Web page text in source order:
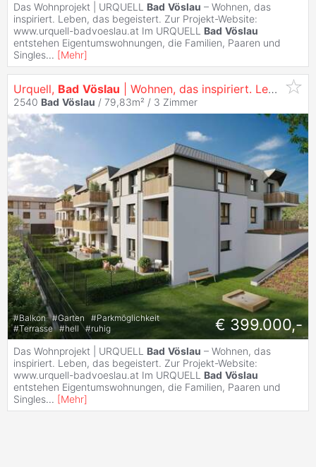
Das Wohnprojekt | URQUELL Bad Vöslau – Wohnen, das
inspiriert. Leben, das begeistert. Zur Projekt-Website:
www.urquell-badvoeslau.at Im URQUELL Bad Vöslau
entstehen Eigentumswohnungen, die Familien, Paaren und
Singles... [Mehr]
Urquell, Bad Vöslau | Wohnen, das inspiriert. Leben, das begeistert.
2540 Bad Vöslau / 79,83m² / 3 Zimmer
#Balkon #Garten #Parkmöglichkeit
#Terrasse #hell #ruhig € 399.000,-
Das Wohnprojekt | URQUELL Bad Vöslau – Wohnen, das
inspiriert. Leben, das begeistert. Zur Projekt-Website:
www.urquell-badvoeslau.at Im URQUELL Bad Vöslau
entstehen Eigentumswohnungen, die Familien, Paaren und
Singles... [Mehr]